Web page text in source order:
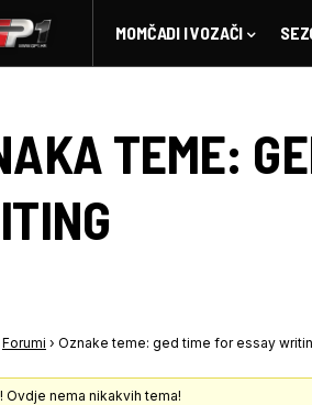
MOMČADI I VOZAČI
TEME:
Forumi › Oznake teme: ged time for essay
Ovdje nema nikakvih tema!